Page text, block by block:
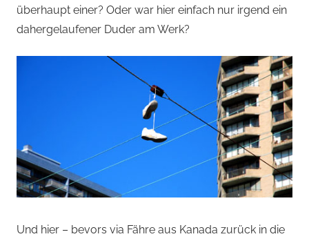
Jacomet
überhaupt einer? Oder war hier einfach nur irgend ein
dahergelaufener Duder am Werk?
Und hier – bevors via Fähre aus Kanada zurück in die